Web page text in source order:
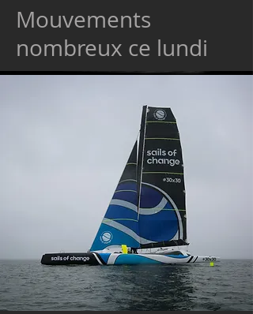
Mouvements
nombreux ce lundi